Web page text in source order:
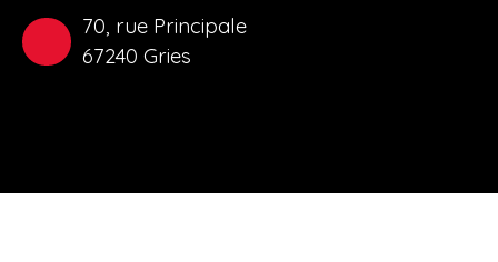
70, rue Principale
67240 Gries